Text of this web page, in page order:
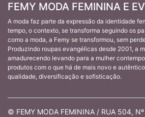
FEMY MODA FEMININA E
A moda faz parte da expressão da identidade
tempo, o contexto, se transforma seguindo os
como a moda, a Femy se transformou, sem
Produzindo roupas evangélicas desde 2001, a
amadurecendo levando para a mulher
produtos com o que há de mais novo e
qualidade, diversificação e sofisticação.
© FEMY MODA FEMININA / RUA 504,